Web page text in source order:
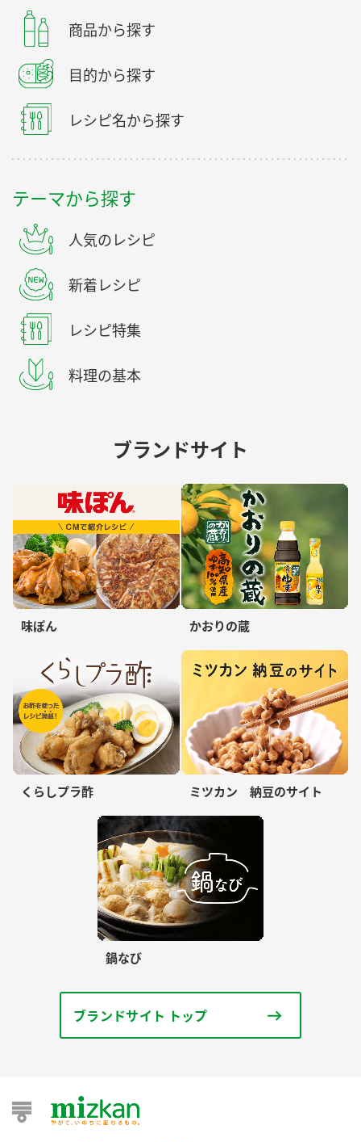
商品から探す
目的から探す
レシピ名から探す
テーマから探す
人気のレシピ
新着レシピ
レシピ特集
料理の基本
ブランドサイト
味ぽん かおりの蔵
くらしプラ酢 ミツカン 納豆のサイト
鍋なび
ブランドサイト トップ